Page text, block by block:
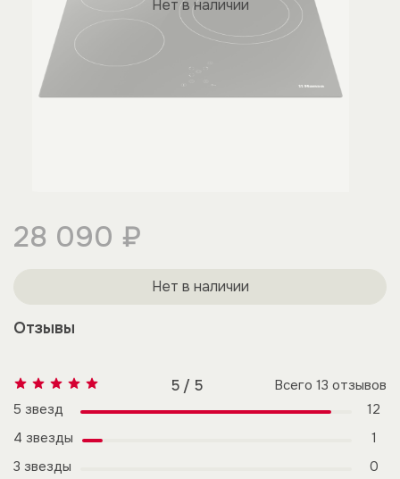
Нет в наличии
28 090 ₽
Нет в наличии
Отзывы
5 / 5 Всего 13 отзывов
5 звезд
12
4 звезды
1
3 звезды
0